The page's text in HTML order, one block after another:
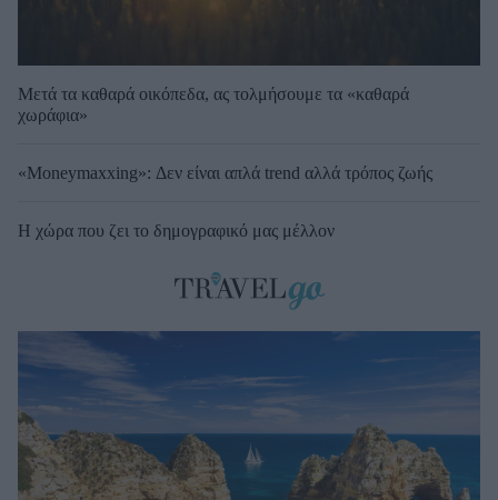
Μετά τα καθαρά οικόπεδα, ας τολμήσουμε τα «καθαρά
χωράφια»
«Moneymaxxing»: Δεν είναι απλά trend αλλά τρόπος ζωής
Η χώρα που ζει το δημογραφικό μας μέλλον